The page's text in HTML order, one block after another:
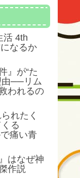
活 4th
なるか
』が“た
由──リム
われるの
れたく
る
痛い青
はなぜ神
作説